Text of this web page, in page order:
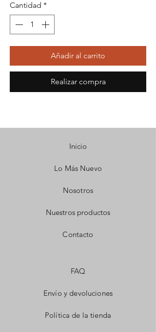
Cantidad *
Añadir al carrito
Realizar compra
Inicio
Lo Más Nuevo
Nosotros
Nuestros productos
Contacto
FAQ
Envío y devoluciones
Política de la tienda